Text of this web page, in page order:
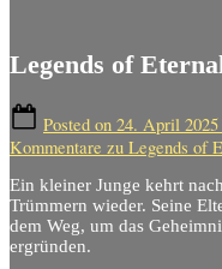
Legends of
Posted on 24. April 2025
Kommentare zu Legends of
Ein kleiner Junge kehrt
Trümmern wieder. Seine
dem Weg, um das
ergründen.